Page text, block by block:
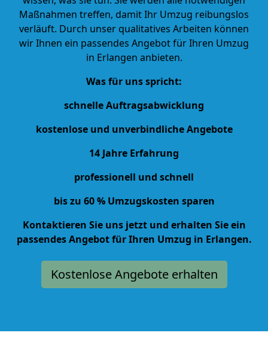
Maßnahmen treffen, damit Ihr Umzug reibungslos
verläuft. Durch unser qualitatives Arbeiten können
wir Ihnen ein passendes Angebot für Ihren Umzug
in Erlangen anbieten.
Was für uns spricht:
schnelle Auftragsabwicklung
kostenlose und unverbindliche Angebote
14 Jahre Erfahrung
professionell und schnell
bis zu 60 % Umzugskosten sparen
Kontaktieren Sie uns jetzt und erhalten Sie ein
passendes Angebot für Ihren Umzug in Erlangen.
Kostenlose Angebote erhalten